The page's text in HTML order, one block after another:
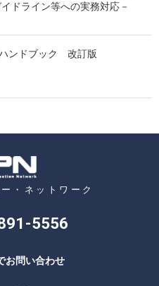
ドライン等への実務対応－
ンドブック 改訂版
・ネットワーク
-5556
お問い合わせ